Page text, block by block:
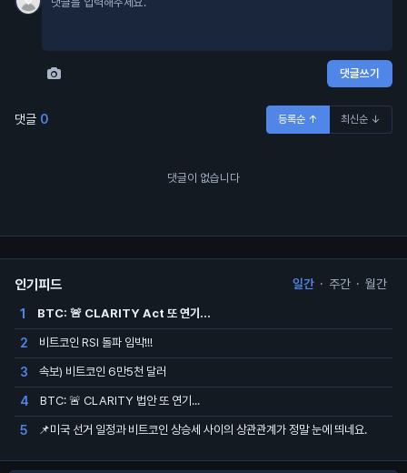
댓글쓰기
댓글 0 등록순 ↑ 최신순 ↓
댓글이 없습니다
인기피드 일간 · 주간 · 월간
1 BTC: 🚨 CLARITY Act 또 연기…
2 비트코인 RSI 돌파 임박!!!
3 속보) 비트코인 6만5천 달러
4 BTC: 🚨 CLARITY 법안 또 연기...
5 📌미국 선거 일정과 비트코인 상승세 사이의 상관관계가 정말 눈에 띄네요.